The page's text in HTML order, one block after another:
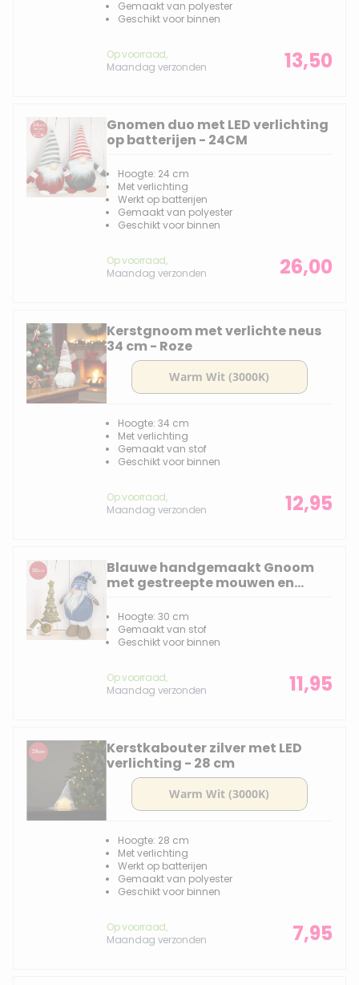
Gemaakt van polyester
Geschikt voor binnen
Op voorraad,
Maandag verzonden
13,50
Gnomen duo met LED verlichting
op batterijen - 24CM
Hoogte: 24 cm
Met verlichting
Werkt op batterijen
Gemaakt van polyester
Geschikt voor binnen
Op voorraad,
Maandag verzonden
26,00
Kerstgnoom met verlichte neus
34 cm - Roze
Hoogte: 34 cm
Met verlichting
Gemaakt van stof
Geschikt voor binnen
Op voorraad,
Maandag verzonden
12,95
Blauwe handgemaakt Gnoom
met gestreepte mouwen en
30(45)cm
Hoogte: 30 cm
Gemaakt van stof
Geschikt voor binnen
Op voorraad,
Maandag verzonden
11,95
Kerstkabouter zilver met LED
verlichting - 28 cm
Hoogte: 28 cm
Met verlichting
Werkt op batterijen
Gemaakt van polyester
Geschikt voor binnen
Op voorraad,
Maandag verzonden
7,95